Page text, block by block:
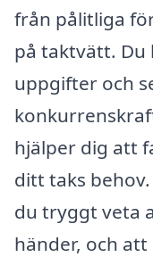
från pålitliga
på taktvätt. Du
uppgifter och
hjälper dig att
ditt taks
du tryggt veta
händer, och